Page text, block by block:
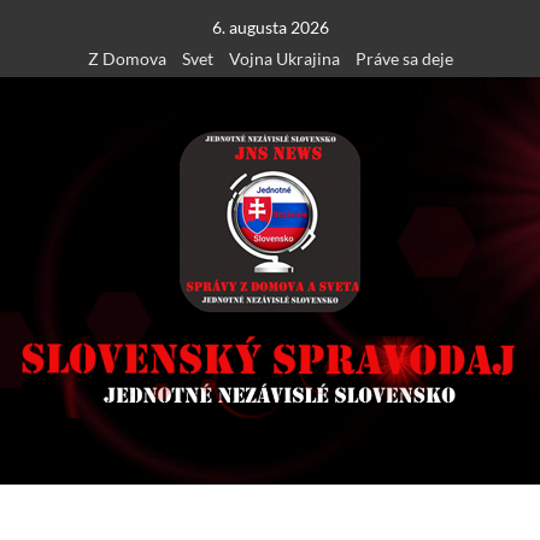
content
6. augusta 2026
Z Domova
Svet Vojna Ukrajina Práve sa deje